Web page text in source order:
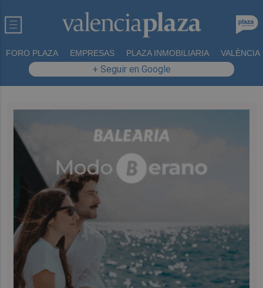
FORO PLAZA EMPRESAS PLAZA INMOBILIARIA VALÈNCIA
+ Seguir en Google